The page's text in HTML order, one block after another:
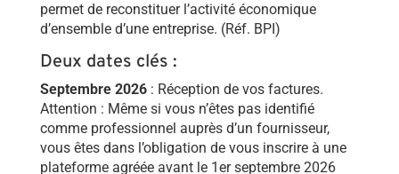
permet de reconstituer l’activité économique
d’ensemble d’une entreprise. (Réf. BPI)
Deux dates clés :
Septembre 2026: Réception de vos factures.
Attention : Même si vous n’êtes pas identifié
comme professionnel auprès d’un fournisseur,
vous êtes dans l’obligation de vous inscrire à une
plateforme agréée avant le 1er septembre 2026